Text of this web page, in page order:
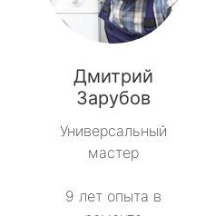
Дмитрий
Зарубов
Универсальный
мастер
9 лет опыта в